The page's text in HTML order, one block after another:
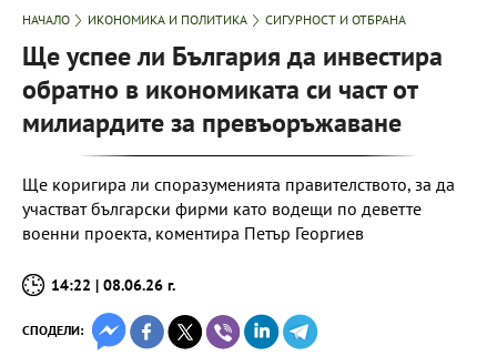
НАЧАЛО ИКОНОМИКА И ПОЛИТИКА СИГУРНОСТ И ОТБРАНА
Ще успее ли България да инвестира
обратно в икономиката си част от
милиардите за превъоръжаване
Ще коригира ли споразуменията правителството, за да
участват български фирми като водещи по деветте
военни проекта, коментира Петър Георгиев
14:22 | 08.06.26 г.
СПОДЕЛИ: